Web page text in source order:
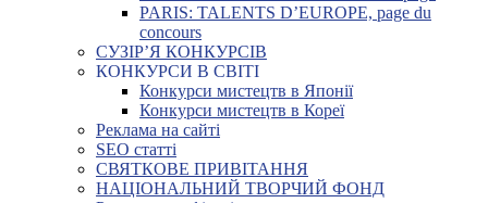
PARIS: TALENTS D’EUROPE, page du
concours
СУЗІР’Я КОНКУРСІВ
КОНКУРСИ В СВІТІ
Конкурси мистецтв в Японії
Конкурси мистецтв в Кореї
Реклама на сайті
SEO статті
СВЯТКОВЕ ПРИВІТАННЯ
НАЦІОНАЛЬНИЙ ТВОРЧИЙ ФОНД